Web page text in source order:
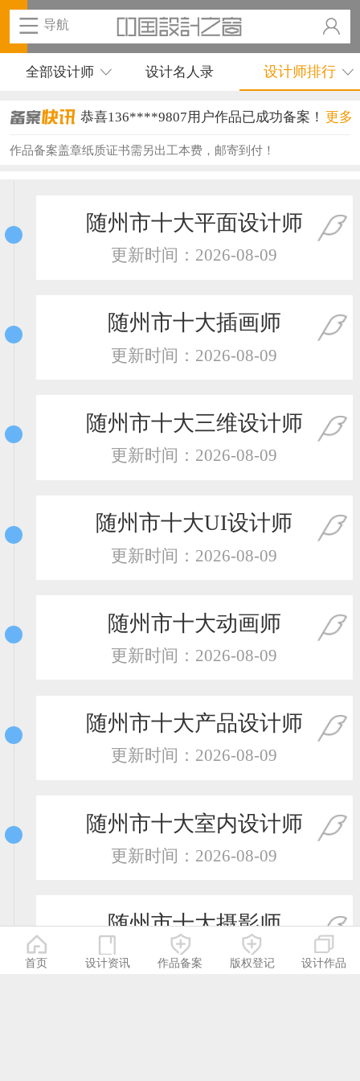
导航
全部设计师 设计名人录 设计师排行
恭喜136****9807用户作品已成功备案！
恭喜159****4930用户作品已成功备案！
恭喜131****2473用户作品已成功备案！
恭喜159****4201用户作品已成功备案！
恭喜131****1475用户作品已成功备案！
恭喜133****8874用户作品已成功备案！
恭喜133****9020用户作品已成功备案！
更多
作品备案盖章纸质证书需另出工本费，邮寄到付！
随州市十大平面设计师
更新时间：2026-08-09
随州市十大插画师
更新时间：2026-08-09
随州市十大三维设计师
更新时间：2026-08-09
随州市十大UI设计师
更新时间：2026-08-09
随州市十大动画师
更新时间：2026-08-09
随州市十大产品设计师
更新时间：2026-08-09
随州市十大室内设计师
更新时间：2026-08-09
随州市十大摄影师
更新时间：2026-08-09
首页 设计资讯 作品备案 版权登记 设计作品